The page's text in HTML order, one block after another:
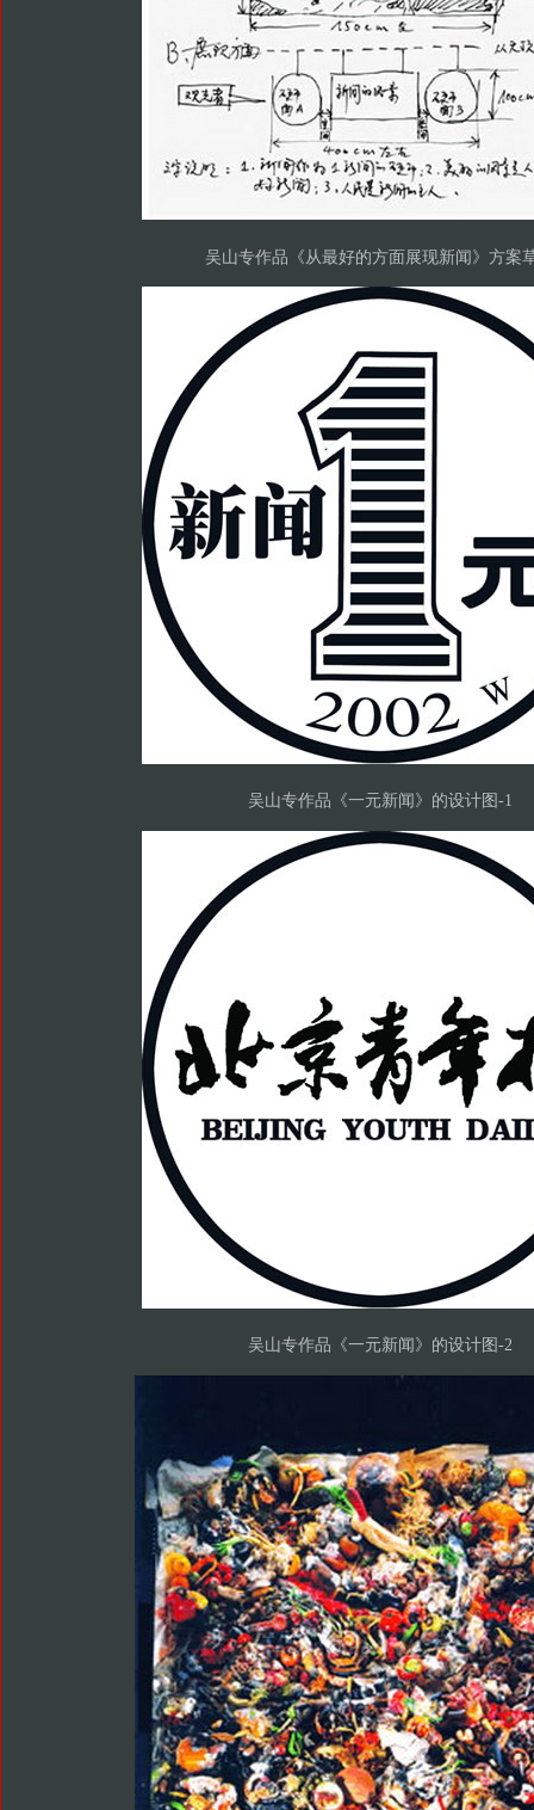
吴山专作品《从最好的方面展现新闻》方案
吴山专作品《一元新闻》的设计图-1
吴山专作品《一元新闻》的设计图-2